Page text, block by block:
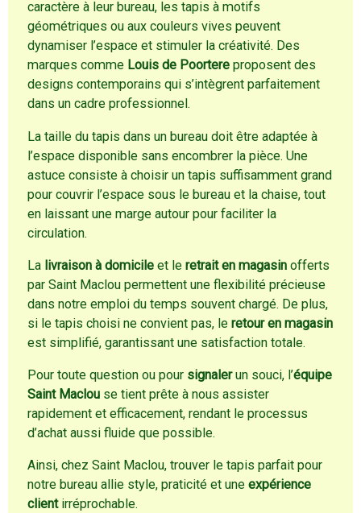
caractère à leur bureau, les tapis à motifs
géométriques ou aux couleurs vives peuvent
dynamiser l’espace et stimuler la créativité. Des
marques comme Louis de Poortere proposent des
designs contemporains qui s’intègrent parfaitement
dans un cadre professionnel.
La taille du tapis dans un bureau doit être adaptée à
l’espace disponible sans encombrer la pièce. Une
astuce consiste à choisir un tapis suffisamment grand
pour couvrir l’espace sous le bureau et la chaise, tout
en laissant une marge autour pour faciliter la
circulation.
La livraison à domicile et leretrait en magasin offerts
par Saint Maclou permettent une flexibilité précieuse
dans notre emploi du temps souvent chargé. De plus,
si le tapis choisi ne convient pas, leretour en magasin
est simplifié, garantissant une satisfaction totale.
Pour toute question ou pour signalerun souci, l’équipe
Saint Maclou se tient prête à nous assister
rapidement et efficacement, rendant le processus
d’achat aussi fluide que possible.
Ainsi, chez Saint Maclou, trouver le tapis parfait pour
notre bureau allie style, praticité et uneexpérience
clientirréprochable.